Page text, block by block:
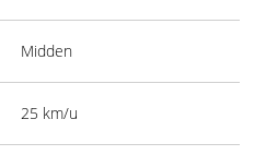
Midden
25 km/u